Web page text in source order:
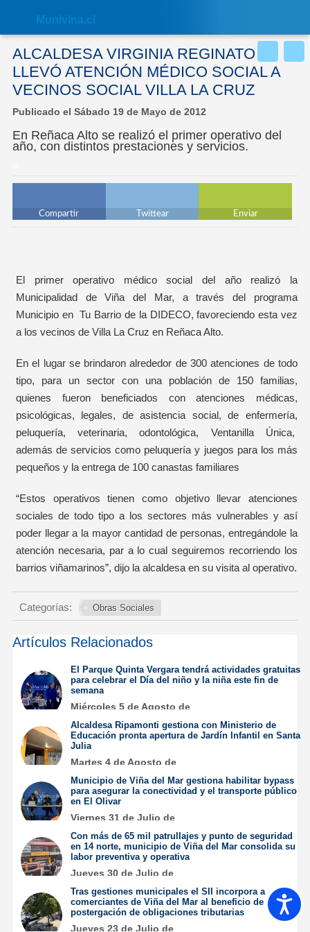
web
incluye
sistema
accesibilidad.
Munivina.cl
ALCALDESA VIRGINIA REGINATO
LLEVÓ ATENCIÓN MÉDICO SOCIAL A
VECINOS SOCIAL VILLA LA CRUZ
Publicado el Sábado 19 de Mayo de 2012
En Reñaca Alto se realizó el primer operativo del
año, con distintos prestaciones y servicios.
Compartir Twittear Enviar
El primer operativo médico social del año realizó la
Municipalidad de Viña del Mar, a través del programa
Municipio en Tu Barrio de la DIDECO, favoreciendo esta vez
a los vecinos de Villa La Cruz en Reñaca Alto.
En el lugar se brindaron alrededor de 300 atenciones de todo
tipo, para un sector con una población de 150 familias,
quienes fueron beneficiados con atenciones médicas,
psicológicas, legales, de asistencia social, de enfermería,
peluquería, veterinaria, odontológica, Ventanilla Única,
además de servicios como peluquería y juegos para los más
pequeños y la entrega de 100 canastas familiares
“Estos operativos tienen como objetivo llevar atenciones
sociales de todo tipo a los sectores más vulnerables y así
poder llegar a la mayor cantidad de personas, entregándole la
atención necesaria, par a lo cual seguiremos recorriendo los
barrios viñamarinos”, dijo la alcaldesa en su visita al operativo.
Categorías: Obras Sociales
Artículos Relacionados
El Parque Quinta Vergara tendrá actividades gratuitas
para celebrar el Día del niño y la niña este fin de
semana
Miércoles 5 de Agosto de
Alcaldesa Ripamonti gestiona con Ministerio de
Educación pronta apertura de Jardín Infantil en Santa
Julia
Martes 4 de Agosto de
Municipio de Viña del Mar gestiona habilitar bypass
para asegurar la conectividad y el transporte público
en El Olivar
Viernes 31 de Julio de
Con más de 65 mil patrullajes y punto de seguridad
en 14 norte, municipio de Viña del Mar consolida su
labor preventiva y operativa
Jueves 30 de Julio de
Tras gestiones municipales el SII incorpora a
comerciantes de Viña del Mar al beneficio de
postergación de obligaciones tributarias
Jueves 23 de Julio de